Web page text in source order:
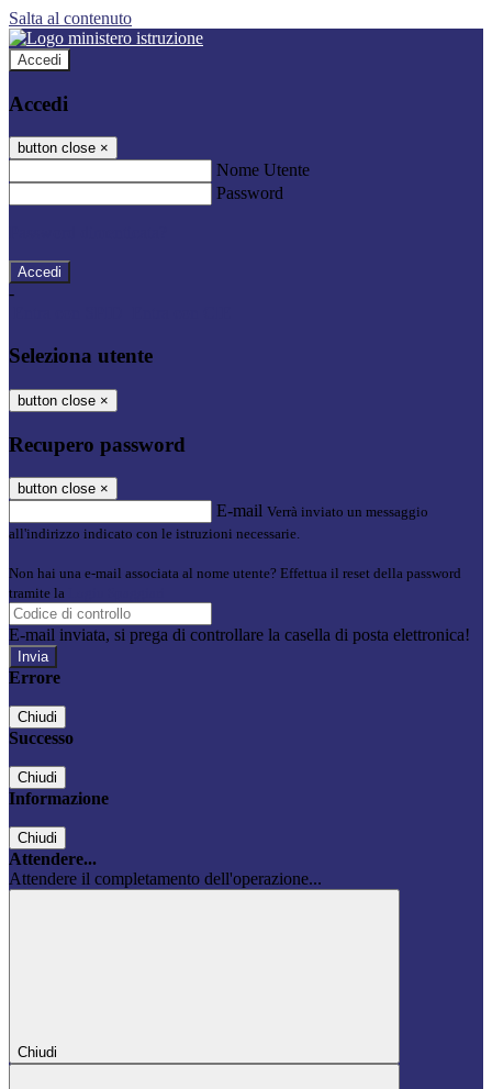
Salta al contenuto
Accedi
Accedi
button close ×
Nome Utente
Password
-
Seleziona utente
button close ×
Recupero password
button close ×
E-mail Verrà inviato un messaggio
all'indirizzo indicato con le istruzioni necessarie.
Non hai una e-mail associata al nome utente? Effettua il reset della password
tramite la
E-mail inviata, si prega di controllare la casella di posta elettronica!
Errore
Chiudi
Successo
Chiudi
Informazione
Chiudi
Attendere...
Attendere il completamento dell'operazione...
Chiudi